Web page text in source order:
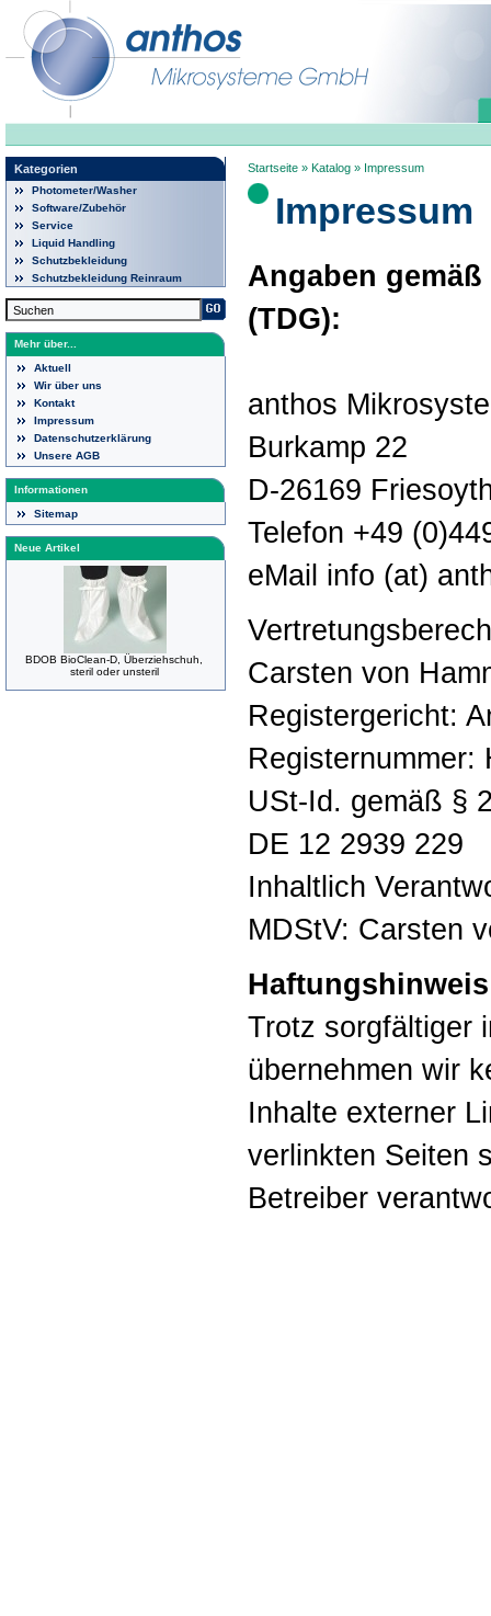
Kategorien
Photometer/Washer
Software/Zubehör
Service
Liquid Handling
Schutzbekleidung
Schutzbekleidung Reinraum
Mehr über...
Aktuell
Wir über uns
Kontakt
Impressum
Datenschutzerklärung
Unsere AGB
Informationen
Sitemap
Neue Artikel
BDOB BioClean-D, Überziehschuh,
steril oder unsteril
Startseite » Katalog » Impressum
Impressum
Angaben
(TDG):
anthos
Burkamp 22
D-26169
Telefon +49
eMail info (at)
Carsten von
Registergericht:
Registernummer:
USt-Id. gemäß §
DE 12 2939 229
Inhaltlich
MDStV: Carsten
Trotz sorgfältiger
übernehmen wir
Inhalte externer
verlinkten Seiten
Betreiber